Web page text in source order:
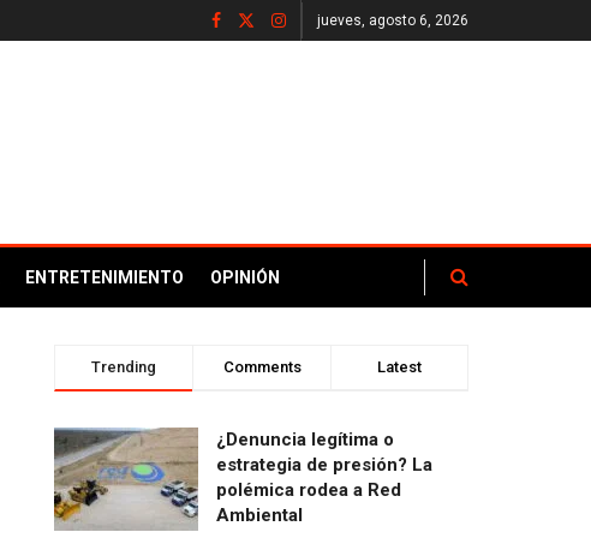
jueves, agosto 6, 2026
ENTRETENIMIENTO OPINIÓN
Trending Comments Latest
¿Denuncia legítima o
estrategia de presión? La
polémica rodea a Red
Ambiental